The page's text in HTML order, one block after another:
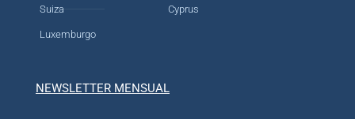
Suiza
Luxemburgo
Cyprus
NEWSLETTER MENSUAL